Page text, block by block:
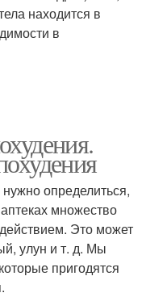
находится в
в
определиться,
множество
Это может
улун и т. д. Мы
пригодятся